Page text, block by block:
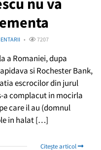
7207
a Romaniei, dupa
si Rochester Bank,
escrocilor din jurul
a complacut in mocirla
care il au (domnul
in halat […]
Citește articol